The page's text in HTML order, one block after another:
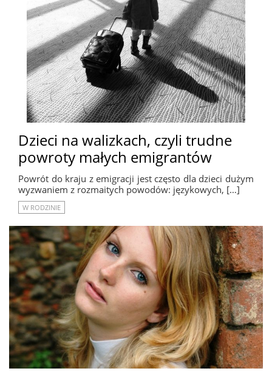
Dzieci na walizkach, czyli trudne
powroty małych emigrantów
Powrót do kraju z emigracji jest często dla dzieci dużym
wyzwaniem z rozmaitych powodów: językowych, […]
W RODZINIE